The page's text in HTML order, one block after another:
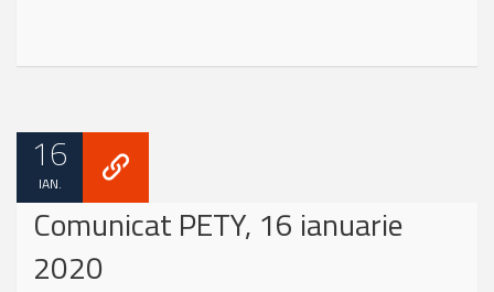
16
IAN.
Comunicat PETY, 16 ianuarie
2020